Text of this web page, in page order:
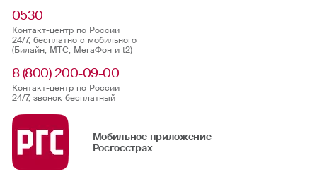
0530
Контакт-центр по России
24/7, бесплатно с мобильного
(Билайн, МТС, МегаФон и t2)
8 (800) 200-09-00
Контакт-центр по России
24/7, звонок бесплатный
Мобильное приложение
Росгосстрах